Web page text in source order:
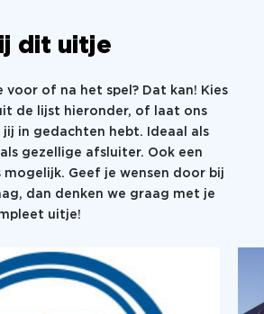
je hongerig. Een lunch of een
afsluiter. Dit zit niet bij de prijs
er zijn diverse mogelijkheden.
op. De City Experience is in
in Nederland te spelen.
en groepen groter dan 30
een aangepaste offerte.
dit uitje
voor of na het spel? Dat kan! Kies
de lijst hieronder, of laat ons
in gedachten hebt. Ideaal als
gezellige afsluiter. Ook een
mogelijk. Geef je wensen door bij
dan denken we graag met je
uitje!